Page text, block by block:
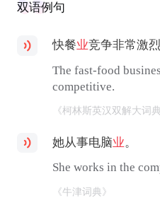
双语例句
快餐业竞争非常激烈
The fast-food
competitive.
《柯林斯英汉双解大词典
她从事电脑业。
She works in the
《牛津词典》